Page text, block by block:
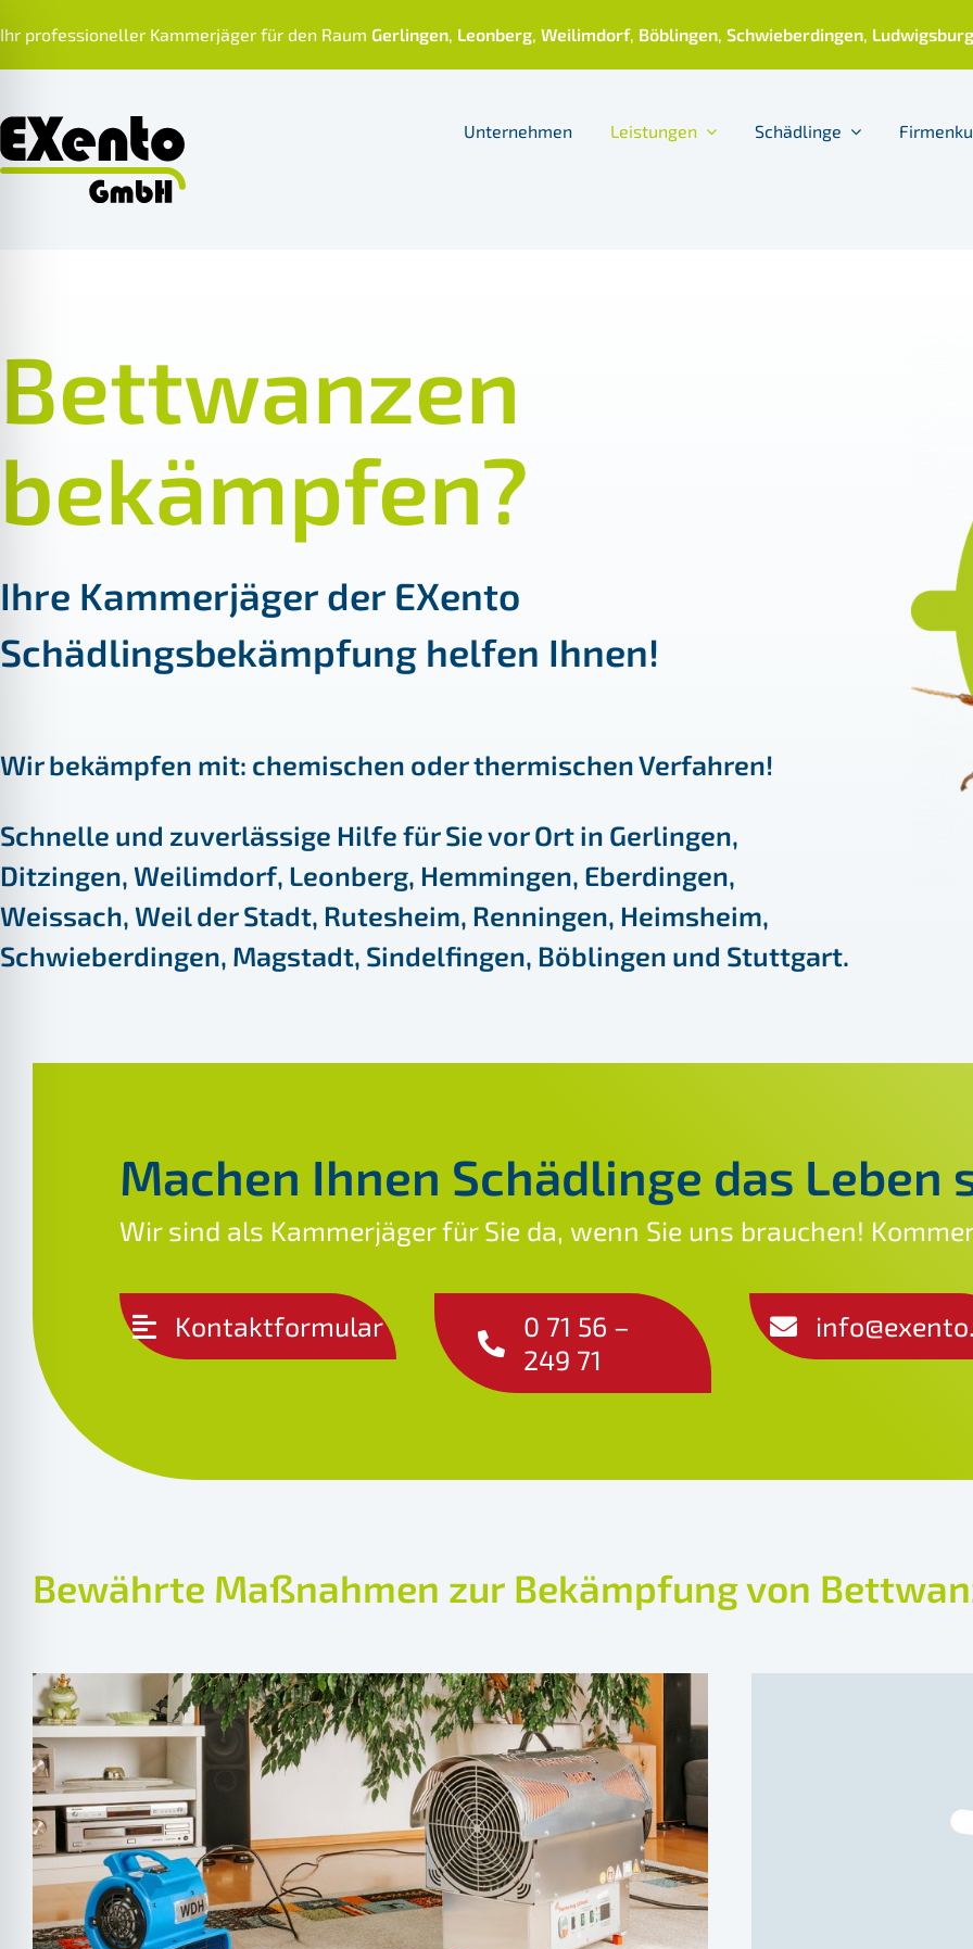
to
Ihr professioneller Kammerjäger für den Raum Gerlingen, Leonberg, Weilimdorf, Böblingen, Schwieberdingen, Ludwigsburg
Unternehmen Leistungen Schädlinge
Bettwanzen
bekämpfen?
Ihre Kammerjäger der EXento
Schädlingsbekämpfung helfen Ihnen!
Wir bekämpfen mit: chemischen oder thermischen Verfahren!
Schnelle und zuverlässige Hilfe für Sie vor Ort in Gerlingen,
Ditzingen, Weilimdorf, Leonberg, Hemmingen, Eberdingen,
Weissach, Weil der Stadt, Rutesheim, Renningen, Heimsheim,
Schwieberdingen, Magstadt, Sindelfingen, Böblingen und Stuttgart.
Machen Ihnen Schädlinge das Leben
Wir sind als Kammerjäger für Sie da, wenn Sie uns brauchen!
Kontaktformular
0 71 56 –
249 71
Bewährte Maßnahmen zur Bekämpfung von